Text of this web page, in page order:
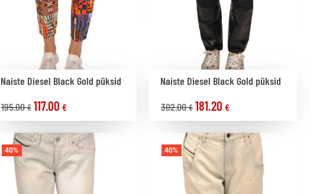
Naiste Diesel Black Gold püksid
195.00€ 117.00 €
Naiste Diesel Black Gold püksid
302.00€ 181.20€
40% 40%